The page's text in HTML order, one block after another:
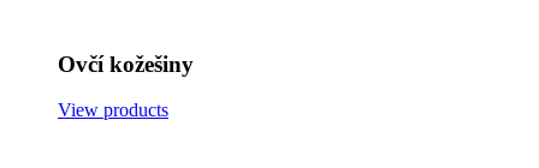
Ovčí kožešiny
View products